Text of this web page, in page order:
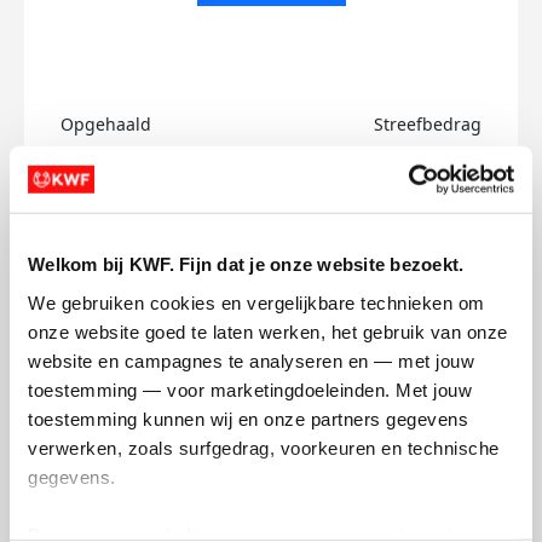
Welkom bij KWF. Fijn dat je onze website bezoekt.
We gebruiken cookies en vergelijkbare technieken om
onze website goed te laten werken, het gebruik van onze
website en campagnes te analyseren en — met jouw
toestemming — voor marketingdoeleinden. Met jouw
toestemming kunnen wij en onze partners gegevens
verwerken, zoals surfgedrag, voorkeuren en technische
gegevens.
Opgehaald Streefbedrag
Michelle's badges